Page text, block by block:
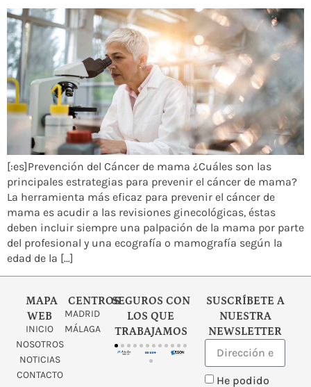
[:es]Prevención del Cáncer de mama ¿Cuáles son las
principales estrategias para prevenir el cáncer de mama?
La herramienta más eficaz para prevenir el cáncer de
mama es acudir a las revisiones ginecológicas, éstas
deben incluir siempre una palpación de la mama por parte
del profesional y una ecografía o mamografía según la
edad de la […]
MAPA
WEB
INICIO
NOSOTROS
NOTICIAS
CONTACTO
CENTROS
MADRID
MÁLAGA
SEGUROS CON
LOS QUE
TRABAJAMOS
SUSCRÍBETE A
NUESTRA
NEWSLETTER
He podido